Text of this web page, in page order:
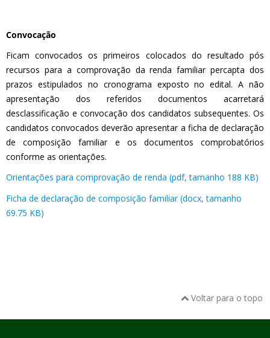
Convocação
Ficam convocados os primeiros colocados do resultado pós
recursos para a comprovação da renda familiar percapta dos
prazos estipulados no cronograma exposto no edital. A não
apresentação dos referidos documentos acarretará
desclassificação e convocação dos candidatos subsequentes. Os
candidatos convocados deverão apresentar a ficha de declaração
de composição familiar e os documentos comprobatórios
conforme as orientações.
Orientações para comprovação de renda (pdf, tamanho 188 KB)
Ficha de declaração de composição familiar (docx, tamanho
69.75 KB)
Voltar para o topo